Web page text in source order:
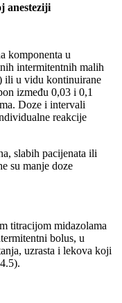
anesteziji
komponenta u
intermitentnih malih
ili u vidu kontinuirane
između 0,03 i 0,1
Doze i intervali
reakcije
slabih pacijenata ili
su manje doze
titracijom midazolama
bolus, u
uzrasta i lekova koji